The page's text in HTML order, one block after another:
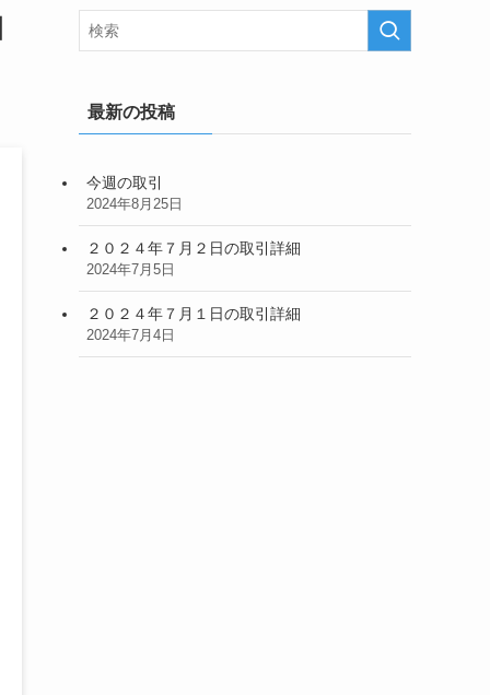
最新の投稿
今週の取引
2024年8月25日
２０２４年７月２日の取引詳細
2024年7月5日
２０２４年７月１日の取引詳細
2024年7月4日